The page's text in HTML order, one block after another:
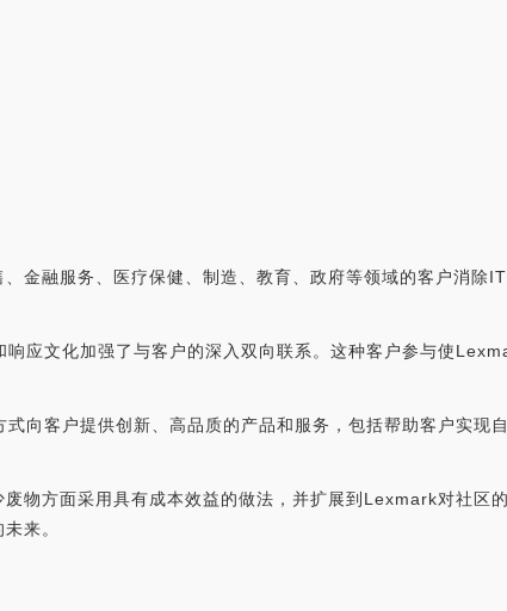
金融服务、医疗保健、制造、教育、政府等领域的客户消除
应文化加强了与客户的深入双向联系。这种客户参与使
向客户提供创新、高品质的产品和服务，包括帮助客户实现
物方面采用具有成本效益的做法，并扩展到Lexmark对社区的
来。